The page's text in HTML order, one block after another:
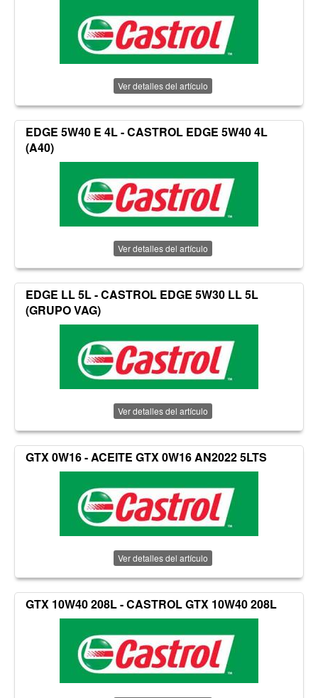
Ver detalles del artículo
EDGE 5W40 E 4L - CASTROL EDGE 5W40 4L
(A40)
Ver detalles del artículo
EDGE LL 5L - CASTROL EDGE 5W30 LL 5L
(GRUPO VAG)
Ver detalles del artículo
GTX 0W16 - ACEITE GTX 0W16 AN2022 5LTS
Ver detalles del artículo
GTX 10W40 208L - CASTROL GTX 10W40 208L